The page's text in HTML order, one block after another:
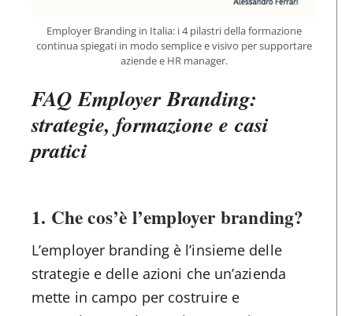
Employer Branding in Italia: i 4 pilastri della formazione
continua spiegati in modo semplice e visivo per supportare
aziende e HR manager.
FAQ Employer Branding:
strategie, formazione e casi
pratici
1. Che cos’è l’employer branding?
L’employer branding è l’insieme delle
strategie e delle azioni che un’azienda
mette in campo per costruire e